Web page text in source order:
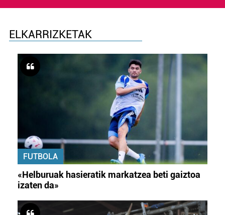
ELKARRIZKETAK
FUTBOLA
«Helburuak hasieratik markatzea beti gaiztoa
izaten da»